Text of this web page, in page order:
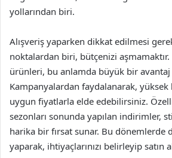
yollarından biri.
Alışveriş yaparken dikkat edilmesi
noktalardan biri, bütçenizi
ürünleri, bu anlamda büyük bir avantaj
Kampanyalardan faydalanarak,
uygun fiyatlarla elde edebilirsiniz.
sezonları sonunda yapılan indirimler,
harika bir fırsat sunar. Bu dönemlerde
yaparak, ihtiyaçlarınızı belirleyip satın